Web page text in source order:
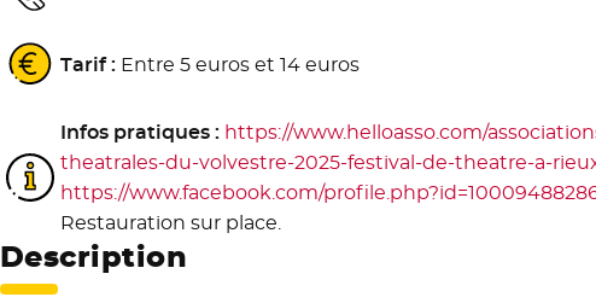
Tarif :Entre 5 euros et 14 euros
Infos pratiques : https://www.helloasso.com/
theatrales-du-volvestre-2025-festival-de-theatre-a-
https://www.facebook.com/
Restauration sur place.
Description